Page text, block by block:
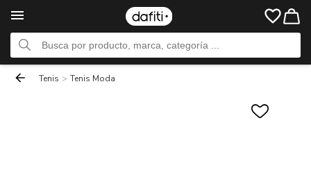
Tenis > Tenis Moda